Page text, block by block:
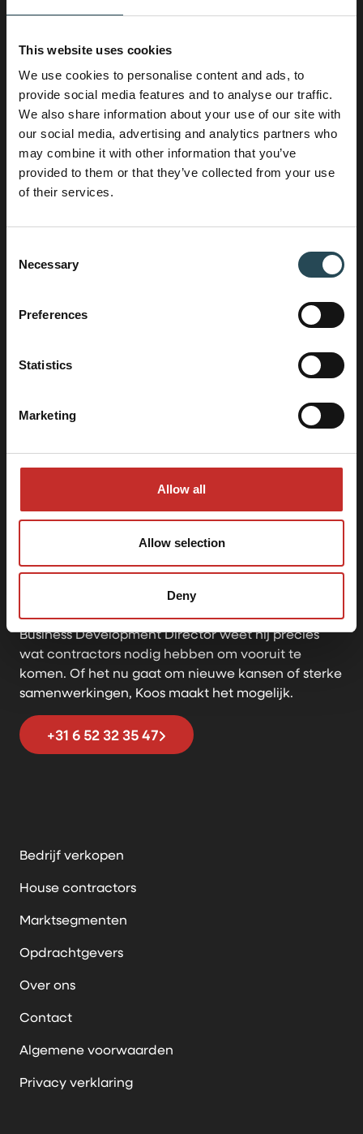
This website uses cookies
We use cookies to personalise content and ads, to
provide social media features and to analyse our traffic.
We also share information about your use of our site with
our social media, advertising and analytics partners who
may combine it with other information that you’ve
provided to them or that they’ve collected from your use
of their services.
Selection
Necessary
Preferences
Statistics
Marketing
Allow all
Allow selection
Deny
Business Development Manager
Wilt u een project uitvoeren?
Jodien legt de verbinding tussen opdrachtgevers
en de specialisten binnen House of Contracting.
Jodien combineert haar ervaring in HR, sales en
operations met een oplossingsgerichte aanpak en
Koos
Business Development Director
Wilt u uw bedrijf verkopen?
Koos bouwt aan duurzame relaties en zorgt ervoor
dat House of Contracting blijft groeien. Als ervaren
Business Development Director weet hij precies
wat contractors nodig hebben om vooruit te
komen. Of het nu gaat om nieuwe kansen of sterke
samenwerkingen, Koos maakt het mogelijk.
+31 6 52 32 35 47
Bedrijf verkopen
House contractors
Marktsegmenten
Opdrachtgevers
Over ons
Contact
Algemene voorwaarden
Privacy verklaring